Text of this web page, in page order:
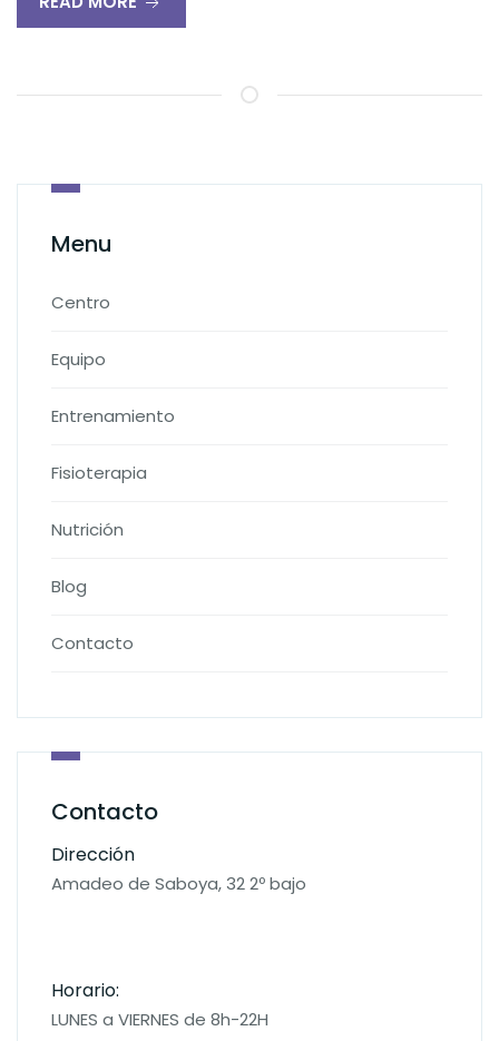
Menu
Centro
Equipo
Entrenamiento
Fisioterapia
Nutrición
Blog
Contacto
Contacto
Dirección
Amadeo de Saboya, 32 2º bajo
Horario:
LUNES a VIERNES de 8h-22H